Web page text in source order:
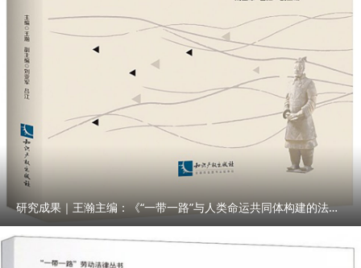
研究成果｜王瀚主编：《“一带一路”与人类命运共同体构建的法律与实践》